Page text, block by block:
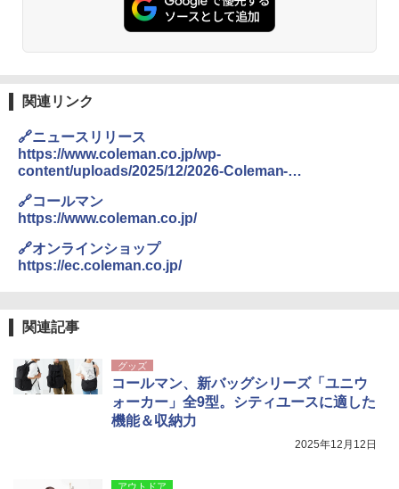
関連リンク
🔗ニュースリリース
https://www.coleman.co.jp/wp-
content/uploads/2025/12/2026-Coleman-
🔗コールマン
https://www.coleman.co.jp/
🔗オンラインショップ
https://ec.coleman.co.jp/
関連記事
グッズ
コールマン、新バッグシリーズ「ユニウ
ォーカー」全9型。シティユースに適した
機能＆収納力
2025年12月12日
アウトドア